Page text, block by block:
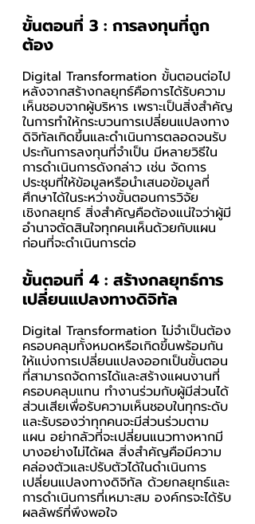
ขั้นตอนที่ 3 : การลงทุนที่ถูก
ต้อง
Digital Transformation ขั้นตอนต่อไป
หลังจากสร้างกลยุทธ์คือการได้รับความ
เห็นชอบจากผู้บริหาร เพราะเป็นสิ่งสำคัญ
ในการทำให้กระบวนการเปลี่ยนแปลงทาง
ดิจิทัลเกิดขึ้นและดำเนินการตลอดจนรับ
ประกันการลงทุนที่จำเป็น มีหลายวิธีใน
การดำเนินการดังกล่าว เช่น จัดการ
ประชุมที่ให้ข้อมูลหรือนำเสนอข้อมูลที่
ศึกษาได้ในระหว่างขั้นตอนการวิจัย
เชิงกลยุทธ์ สิ่งสำคัญคือต้องแน่ใจว่าผู้มี
อำนาจตัดสินใจทุกคนเห็นด้วยกับแผน
ก่อนที่จะดำเนินการต่อ
ขั้นตอนที่ 4 : สร้างกลยุทธ์การ
เปลี่ยนแปลงทางดิจิทัล
Digital Transformation ไม่จำเป็นต้อง
ครอบคลุมทั้งหมดหรือเกิดขึ้นพร้อมกัน
ให้แบ่งการเปลี่ยนแปลงออกเป็นขั้นตอน
ที่สามารถจัดการได้และสร้างแผนงานที่
ครอบคลุมแทน ทำงานร่วมกับผู้มีส่วนได้
ส่วนเสียเพื่อรับความเห็นชอบในทุกระดับ
และรับรองว่าทุกคนจะมีส่วนร่วมตาม
แผน อย่ากลัวที่จะเปลี่ยนแนวทางหากมี
บางอย่างไม่ได้ผล สิ่งสำคัญคือมีความ
คล่องตัวและปรับตัวได้ในดำเนินการ
เปลี่ยนแปลงทางดิจิทัล ด้วยกลยุทธ์และ
การดำเนินการที่เหมาะสม องค์กรจะได้รับ
ผลลัพธ์ที่พึงพอใจ